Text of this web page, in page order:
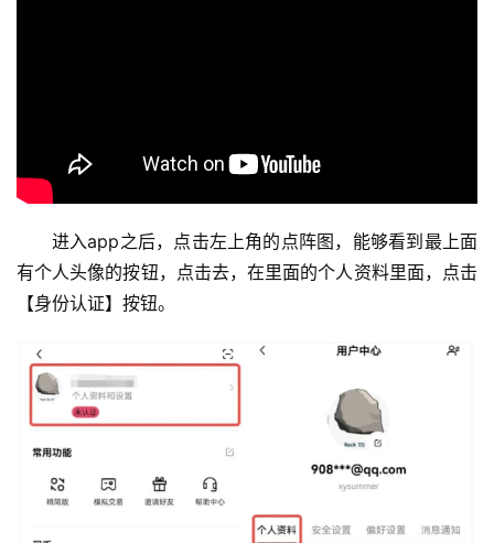
进入app之后，点击左上角的点阵图，能够看到最上面
有个人头像的按钮，点击去，在里面的个人资料里面，点击
【身份认证】按钮。